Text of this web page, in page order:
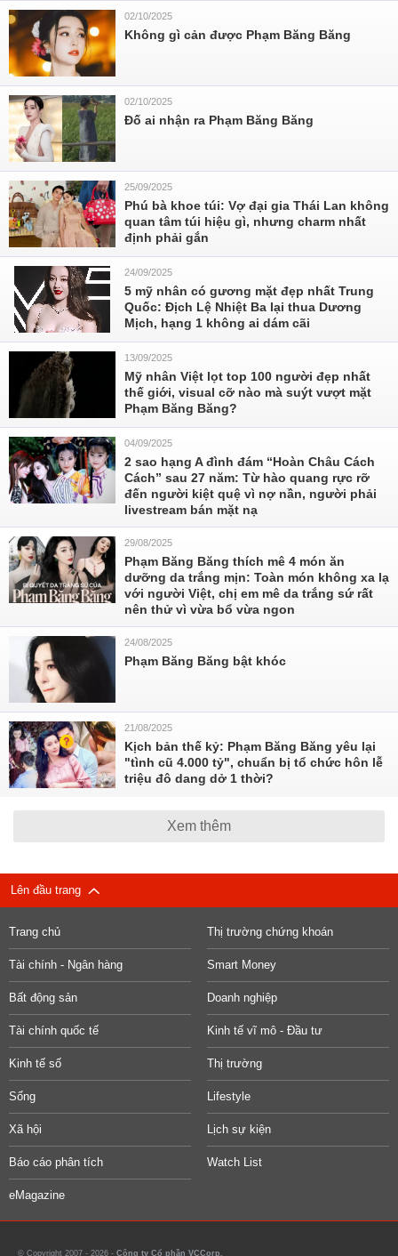
02/10/2025
Không gì cản được Phạm Băng Băng
02/10/2025
Đố ai nhận ra Phạm Băng Băng
25/09/2025
Phú bà khoe túi: Vợ đại gia Thái Lan không
quan tâm túi hiệu gì, nhưng charm nhất
định phải gắn
24/09/2025
5 mỹ nhân có gương mặt đẹp nhất Trung
Quốc: Địch Lệ Nhiệt Ba lại thua Dương
Mịch, hạng 1 không ai dám cãi
13/09/2025
Mỹ nhân Việt lọt top 100 người đẹp nhất
thế giới, visual cỡ nào mà suýt vượt mặt
Phạm Băng Băng?
04/09/2025
2 sao hạng A đình đám “Hoàn Châu Cách
Cách” sau 27 năm: Từ hào quang rực rỡ
đến người kiệt quệ vì nợ nần, người phải
livestream bán mặt nạ
29/08/2025
Phạm Băng Băng thích mê 4 món ăn
dưỡng da trắng mịn: Toàn món không xa lạ
với người Việt, chị em mê da trắng sứ rất
nên thử vì vừa bổ vừa ngon
24/08/2025
Phạm Băng Băng bật khóc
21/08/2025
Kịch bản thế kỷ: Phạm Băng Băng yêu lại
"tình cũ 4.000 tỷ", chuẩn bị tổ chức hôn lễ
triệu đô dang dở 1 thời?
Xem thêm
Lên đầu trang
Trang chủ Thị trường chứng khoán
Tài chính - Ngân hàng Smart Money
Bất động sản Doanh nghiệp
Tài chính quốc tế Kinh tế vĩ mô - Đầu tư
Kinh tế số Thị trường
Sống Lifestyle
Xã hội Lịch sự kiện
Báo cáo phân tích Watch List
eMagazine
© Copyright 2007 - 2026 - Công ty Cổ phần VCCorp.